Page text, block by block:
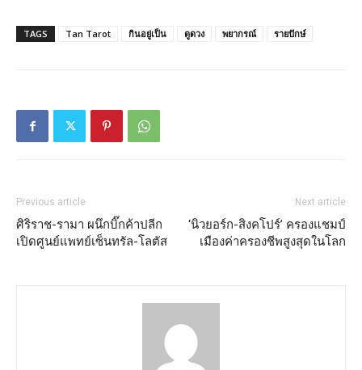
TAGS Tan Tarot กินอยู่เป็น ดูดวง พยากรณ์ รายปักษ์
Previous article
ศิริราช-รามา ผนึกบิ๊กค้าปลีก
เปิดศูนย์แพทย์เซ็นทรัล-โลตัส
Next article
‘นิวยอร์ก-สิงคโปร์’ ครองแชมป์
เมืองค่าครองชีพสูงสุดในโลก